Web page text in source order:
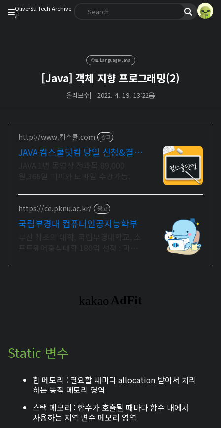
Olive-Su Tech Archive
☄︎
🧑‍💻 Language/Java
[Java] 객체 지향 프로그래밍(2)
올리브수| 2022. 4. 19. 13:22
http://www.컴스쿨.com 광고
JAVA 컴스쿨닷컴 당일 신청&결제
https://ce.pknu.ac.kr/ 광고
국립부경대 컴퓨터인공지능학부
선정 (187억원 지원)
Static 변수
힙 메모리 : 필요할 때마다 allocation 받아서 처리
하는 동적 메모리 영역
스택 메모리 : 함수가 호출될 때마다 함수 내에서
사용하는 지역 변수 메모리 영역